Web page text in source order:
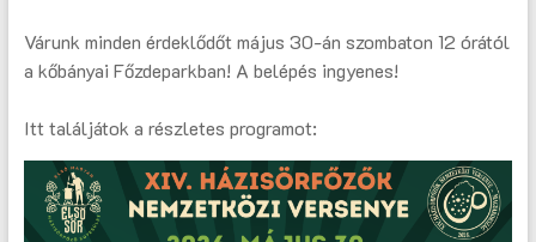
Várunk minden érdeklődőt május 30-án szombaton 12 órától
a kőbányai Főzdeparkban! A belépés ingyenes!
Itt találjátok a részletes programot: